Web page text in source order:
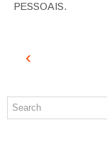
PESSOAIS.
‹